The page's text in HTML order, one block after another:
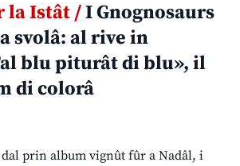
la Istât /I Gnognosaurs
svolâ: al rive in
blu piturât di blu», il
di colorâ
dal prin album vignût fûr a Nadâl, i